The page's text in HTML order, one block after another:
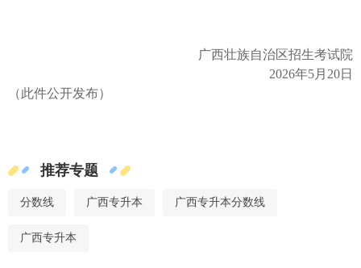
广西壮族自治区招生考试院
2026年5月20日
（此件公开发布）
推荐专题
分数线 广西专升本 广西专升本分数线
广西专升本